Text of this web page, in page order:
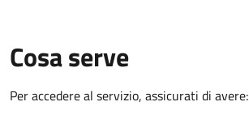
Cosa serve
Per accedere al servizio, assicurati di avere: